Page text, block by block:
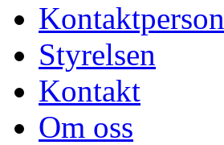
Styrelsen
Kontakt
Om oss